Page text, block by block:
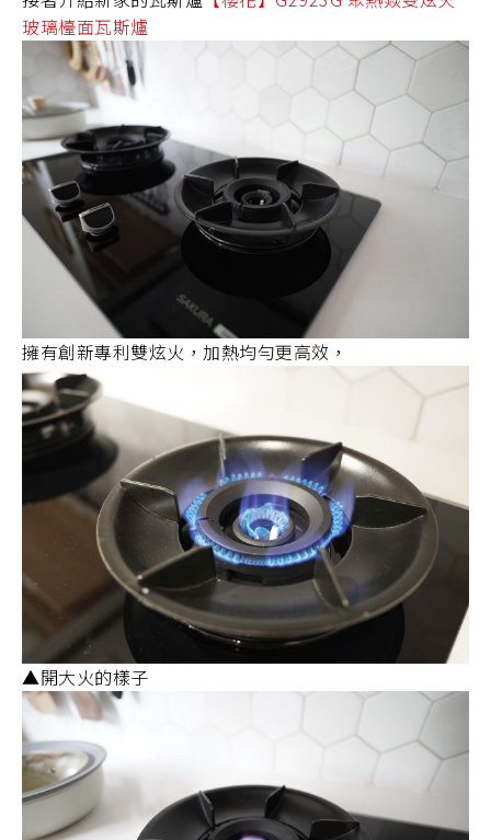
玻璃檯面瓦斯爐
擁有創新專利雙炫火，加熱均勻更高效，
▲開大火的樣子